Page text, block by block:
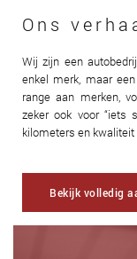
Ons
Wij zijn een
enkel merk, maar
range aan merken,
zeker ook voor “iets
kilometers en
Bekijk volledig